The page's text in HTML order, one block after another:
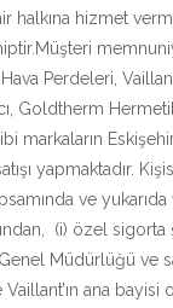
halkına hizmet
Perdeleri,
Goldtherm
markaların
yapmaktadır.
ve
(i) özel sigorta
Müdürlüğü ve
Vaillant’ın ana